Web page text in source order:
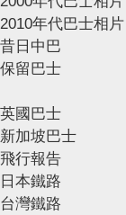
2010年代巴士相片
昔日中巴
保留巴士
英國巴士
新加坡巴士
飛行報告
日本鐵路
台灣鐵路